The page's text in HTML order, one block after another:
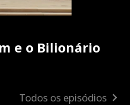
e o Bilionário
Todos os episódios